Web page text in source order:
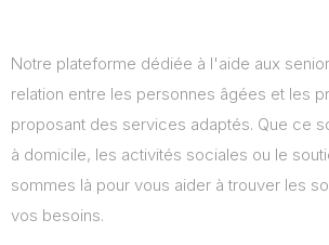
Notre plateforme dédiée à l'aide aux
relation entre les personnes âgées et les
proposant des services adaptés. Que ce
à domicile, les activités sociales ou le
sommes là pour vous aider à trouver les
vos besoins.